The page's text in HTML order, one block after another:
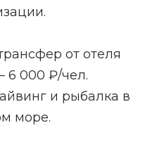
от отеля
6 000 ₽/чел.
и рыбалка в
море.